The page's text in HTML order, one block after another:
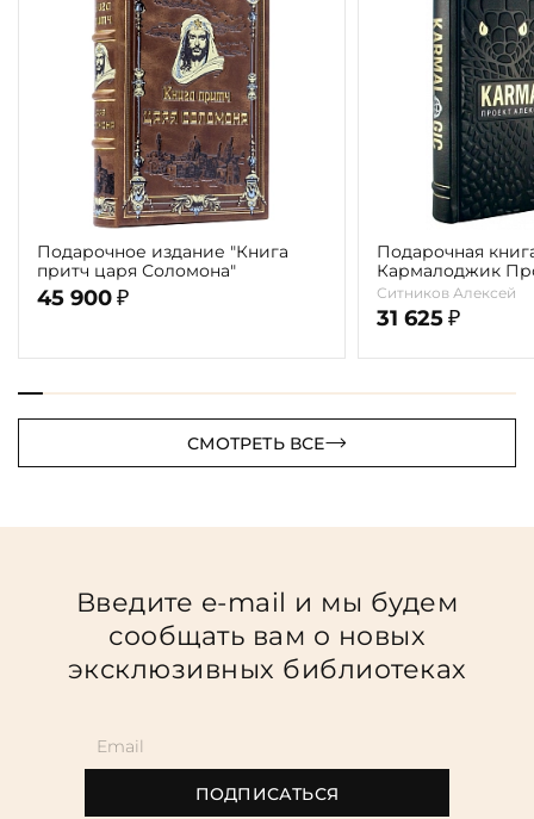
Подарочное издание "Книга
притч царя Соломона"
45 900 ₽
Подарочная
Кармалоджик
Ситникова"
Ситников Алексей
31 625 ₽
СМОТРЕТЬ ВСЕ
Введите e-mail и мы будем
сообщать вам о новых
эксклюзивных библиотеках
ПОДПИСАТЬСЯ